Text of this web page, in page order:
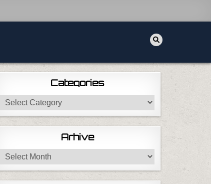
Categories
Categories
Arhive
Arhive